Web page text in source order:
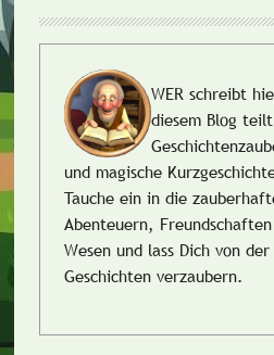
WER schreibt
diesem Blog
und magische
Tauche ein in die
Abenteuern,
Wesen und lass Dich von
Geschichten verzaubern.